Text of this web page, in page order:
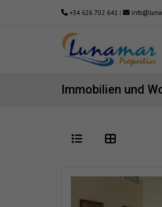
+34 626 702 641 |
Immobilien und